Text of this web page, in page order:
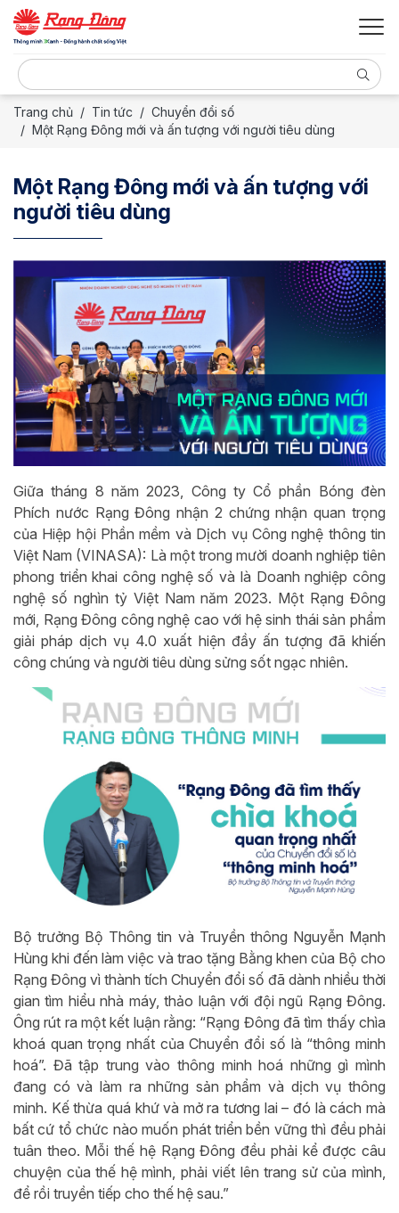
Trang chủ Tin tức
Chuyển đổi số
Một Rạng Đông mới và ấn tượng với người tiêu dùng
Một Rạng Đông mới và ấn tượng với
người tiêu dùng
Giữa tháng 8 năm 2023, Công ty Cổ phần Bóng đèn
Phích nước Rạng Đông nhận 2 chứng nhận quan trọng
của Hiệp hội Phần mềm và Dịch vụ Công nghệ thông tin
Việt Nam (VINASA): Là một trong mười doanh nghiệp tiên
phong triển khai công nghệ số và là Doanh nghiệp công
nghệ số nghìn tỷ Việt Nam năm 2023. Một Rạng Đông
mới, Rạng Đông công nghệ cao với hệ sinh thái sản phẩm
giải pháp dịch vụ 4.0 xuất hiện đầy ấn tượng đã khiến
công chúng và người tiêu dùng sửng sốt ngạc nhiên.
Bộ trưởng Bộ Thông tin và Truyền thông Nguyễn Mạnh
Hùng khi đến làm việc và trao tặng Bằng khen của Bộ cho
Rạng Đông vì thành tích Chuyển đổi số đã dành nhiều thời
gian tìm hiểu nhà máy, thảo luận với đội ngũ Rạng Đông.
Ông rút ra một kết luận rằng: “Rạng Đông đã tìm thấy chìa
khoá quan trọng nhất của Chuyển đổi số là “thông minh
hoá”. Đã tập trung vào thông minh hoá những gì mình
đang có và làm ra những sản phẩm và dịch vụ thông
minh. Kế thừa quá khứ và mở ra tương lai – đó là cách mà
bất cứ tổ chức nào muốn phát triển bền vững thì đều phải
tuân theo. Mỗi thế hệ Rạng Đông đều phải kể được câu
chuyện của thế hệ mình, phải viết lên trang sử của mình,
để rồi truyền tiếp cho thế hệ sau.”